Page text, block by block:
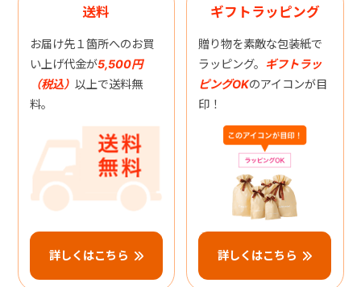
送料
お届け先１箇所へのお買
い上げ代金が5,500円
（税込） 以上で送料無
料。
詳しくはこちら
ギフトラッピング
贈り物を素敵な包装紙で
ラッピング。 ギフトラッ
ピングOKのアイコンが目
印！
詳しくはこちら